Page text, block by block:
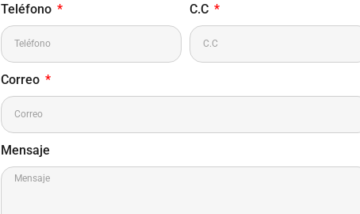
Teléfono C.C
Correo
Mensaje